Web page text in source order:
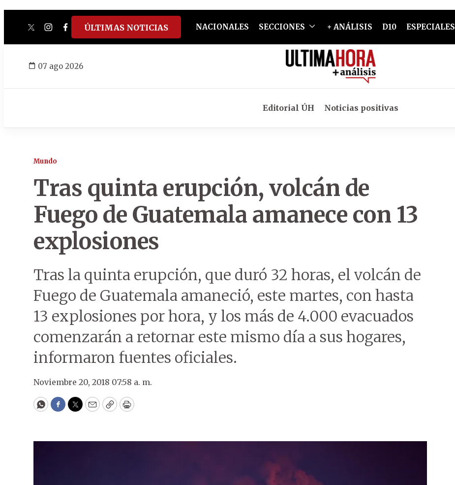
twitterinstagram
facebook
tiktokyoutube
spotify
ÚLTIMAS NOTICIAS NACIONALES SECCIONES + ANÁLISIS D10 ESPECIALES
07 ago 2026
Editorial ÚH Noticias positivas
Mundo
Tras quinta erupción, volcán de
Fuego de Guatemala amanece con 13
explosiones
Tras la quinta erupción, que duró 32 horas, el volcán de
Fuego de Guatemala amaneció, este martes, con hasta
13 explosiones por hora, y los más de 4.000 evacuados
comenzarán a retornar este mismo día a sus hogares,
informaron fuentes oficiales.
Noviembre 20, 2018 07:58 a. m.
WhatsApp
Facebook
Twitter
EmailCopyPrint